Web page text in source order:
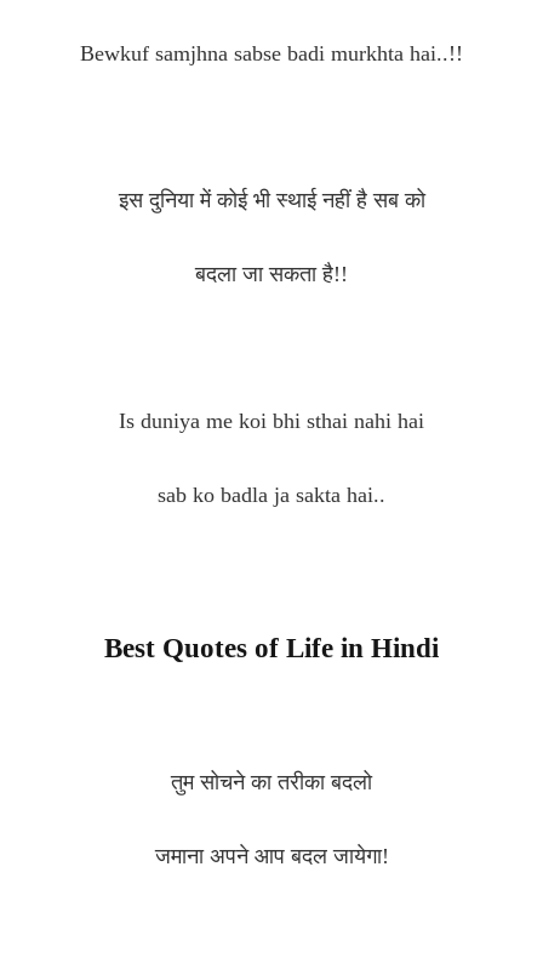
Bewkuf samjhna sabse badi murkhta hai..!!
इस दुनिया में कोई भी स्थाई नहीं है सब को
बदला जा सकता है!!
Is duniya me koi bhi sthai nahi hai
sab ko badla ja sakta hai..
Best Quotes of Life in Hindi
तुम सोचने का तरीका बदलो
जमाना अपने आप बदल जायेगा!